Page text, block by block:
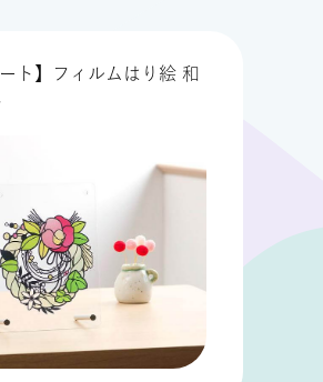
ト】フィルムはり絵 和